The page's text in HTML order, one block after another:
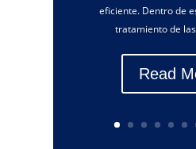
eficiente. Dentro de
tratamiento de
Read